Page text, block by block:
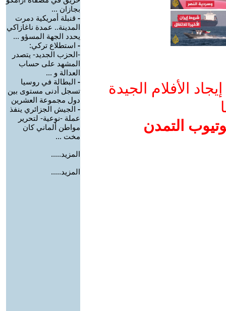
الأفلام الجيدة
التمدن
بجازان ...
- قنبلة أمريكية دمرت
المدينة.. عمدة ناغازاكي
يحدد الجهة المسؤو ...
- استطلاع تركي:
-الحزب الجديد- يتصدر
المشهد على حساب
العدالة و ...
- البطالة في روسيا
تسجل أدنى مستوى بين
دول مجموعة العشرين
- الجيش الجزائري ينفذ
عملة -نوعية- لتحرير
مواطن ألماني كان
مخت ...
المزيد.....
المزيد.....